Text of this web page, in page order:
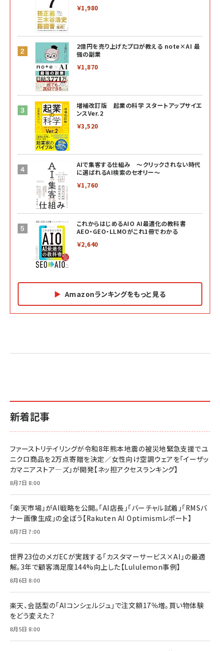
￥1,980
2億円を売り上げたプロが教える note×AI 最
強の副業
￥1,870
増補改訂版 起業の科学 スタートアップサイエ
ンスVer.2
￥3,520
AIで集客する仕組み ～クリックされない時代
に選ばれるAI検索のセオリー～
￥1,760
これからはじめるAIO AI最適化の教科書
AEO・GEO・LLMOがこれ1冊でわかる
￥2,640
Amazonランキングをもっと見る
2億円を売り上げたプロが教える note×AI 最強の
小さな会社は戦略が9割
￥1,815
マーケティングの真実 P&G・グリコで学んだ失敗
￥2,200
anan(アンアン)2026/07/01号 No.2501[魅せる
anan(アンアン)2026/06/24号 No.2500増刊
anan(アンアン)2026/07/08号 No.2502[2026
年後半、あなたの恋と運命／山田涼介]
￥880
ママ投資家が育休中に１億貯めた株式投資
￥1,870
￥1,980
ベインキャピタル 企業価値向上力の秘密
ルな本質」
￥2,750
フィードバック経営 「沈黙の組織」から「高め合う
Amazonランキングをもっと見る
新着記事
ファーストリテイリングが令和8年熊本地震の被災地緊急支援でユ
ニクロ商品を2万点寄贈を決定／女性向け空調ウェアを「イーザッ
カマニアストア―ズ」が開発【ネッ担アクセスランキング】
8月7日 8:00
「楽天市場」がAI戦略を公開。「AI店長」「バーチャル試着」「RMSバ
ナー画像生成」の全ぼう【Rakuten AI Optimismレポート】
8月7日 7:00
世界23位のメガECが実践する「カスタマーサービス×AI」の最適
解。3年で顧客満足度144%向上した【Lululemon事例】
8月6日 8:00
楽天、会話型の「AIコンシェルジュ」で注文額17％増。買い物体験
をどう変えた？
8月5日 8:00